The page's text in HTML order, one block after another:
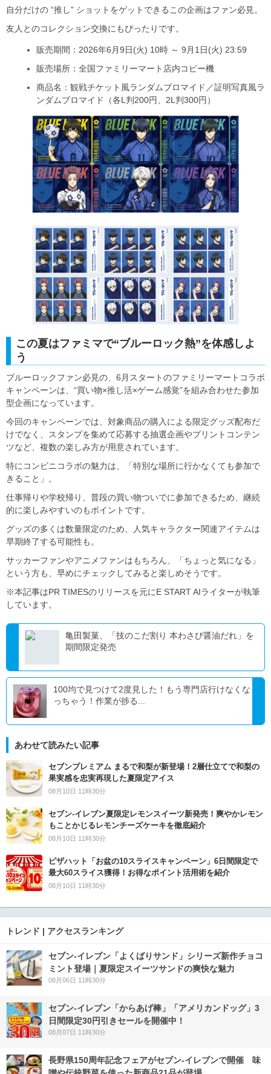
自分だけの “推し” ショットをゲットできるこの企画はファン必見。
友人とのコレクション交換にもぴったりです。
販売期間：2026年6月9日(火) 10時 ～ 9月1日(火) 23:59
販売場所：全国ファミリーマート店内コピー機
商品名：観戦チケット風ランダムブロマイド／証明写真風ラ
ンダムブロマイド（各L判200円、2L判300円）
この夏はファミマで“ブルーロック熱”を体感しよ
う
ブルーロックファン必見の、6月スタートのファミリーマートコラボ
キャンペーンは、“買い物×推し活×ゲーム感覚”を組み合わせた参加
型企画になっています。
今回のキャンペーンでは、対象商品の購入による限定グッズ配布だ
けでなく、スタンプを集めて応募する抽選企画やプリントコンテン
ツなど、複数の楽しみ方が用意されています。
特にコンビニコラボの魅力は、「特別な場所に行かなくても参加で
きること」。
仕事帰りや学校帰り、普段の買い物ついでに参加できるため、継続
的に楽しみやすいのもポイントです。
グッズの多くは数量限定のため、人気キャラクター関連アイテムは
早期終了する可能性も。
サッカーファンやアニメファンはもちろん、「ちょっと気になる」
という方も、早めにチェックしてみると楽しめそうです。
※本記事はPR TIMESのリリースを元にE START AIライターが執筆
しています。
亀田製菓、「技のこだ割り 本わさび醤油だれ」を
期間限定発売
100均で見つけて2度見した！もう専門店行けなくな
っちゃう！作業が捗る...
あわせて読みたい記事
セブンプレミアム まるで和梨が新登場！2層仕立てで和梨の
果実感を忠実再現した夏限定アイス
08月10日 11時30分
セブン‐イレブン夏限定レモンスイーツ新発売！爽やかレモン
もことかじるレモンチーズケーキを徹底紹介
08月10日 11時30分
ピザハット「お盆の10スライスキャンペーン」6日間限定で
最大60スライス獲得！お得なポイント活用術を紹介
08月10日 11時30分
トレンド | アクセスランキング
セブン‐イレブン「よくばりサンド」シリーズ新作チョコ
ミント登場｜夏限定スイーツサンドの爽快な魅力
08月06日 11時30分
セブン‐イレブン「からあげ棒」「アメリカンドッグ」3
日間限定30円引きセールを開催中！
08月07日 11時30分
長野県150周年記念フェアがセブン-イレブンで開催 味